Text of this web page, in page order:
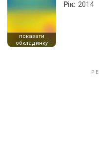
показати
обкладинку
Рік: 2014